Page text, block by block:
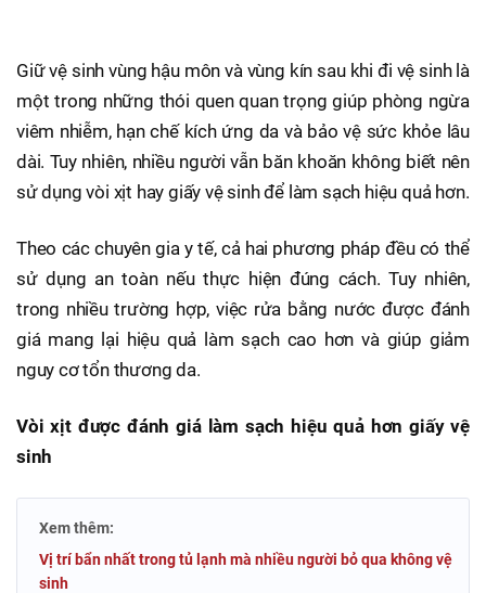
Giữ vệ sinh vùng hậu môn và vùng kín sau khi đi vệ sinh là
một trong những thói quen quan trọng giúp phòng ngừa
viêm nhiễm, hạn chế kích ứng da và bảo vệ sức khỏe lâu
dài. Tuy nhiên, nhiều người vẫn băn khoăn không biết nên
sử dụng vòi xịt hay giấy vệ sinh để làm sạch hiệu quả hơn.
Theo các chuyên gia y tế, cả hai phương pháp đều có thể
sử dụng an toàn nếu thực hiện đúng cách. Tuy nhiên,
trong nhiều trường hợp, việc rửa bằng nước được đánh
giá mang lại hiệu quả làm sạch cao hơn và giúp giảm
nguy cơ tổn thương da.
Vòi xịt được đánh giá làm sạch hiệu quả hơn giấy vệ
sinh
Xem thêm:
Vị trí bẩn nhất trong tủ lạnh mà nhiều người bỏ qua không vệ
sinh